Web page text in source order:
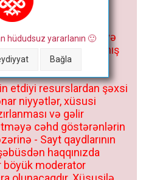
hüdudsuz yararlanın 🙂
Bağla
fərdi istifadəniz
heç bir qrupda,
paylaşmaq olmaz və
ilə mütləq tanış
etdiyi resurslardan şəxsi
niyyətlər, xüsusi
və gəlir
cəhd göstərənlərin
- Sayt qaydlarının
haqqınızda
moderator